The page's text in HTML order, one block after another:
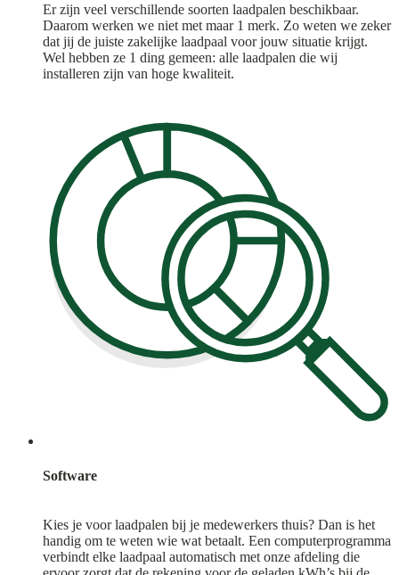
Er zijn veel verschillende soorten laadpalen beschikbaar.
Daarom werken we niet met maar 1 merk. Zo weten we zeker
dat jij de juiste zakelijke laadpaal voor jouw situatie krijgt.
Wel hebben ze 1 ding gemeen: alle laadpalen die wij
installeren zijn van hoge kwaliteit.
Software
Kies je voor laadpalen bij je medewerkers thuis? Dan is het
handig om te weten wie wat betaalt. Een computerprogramma
verbindt elke laadpaal automatisch met onze afdeling die